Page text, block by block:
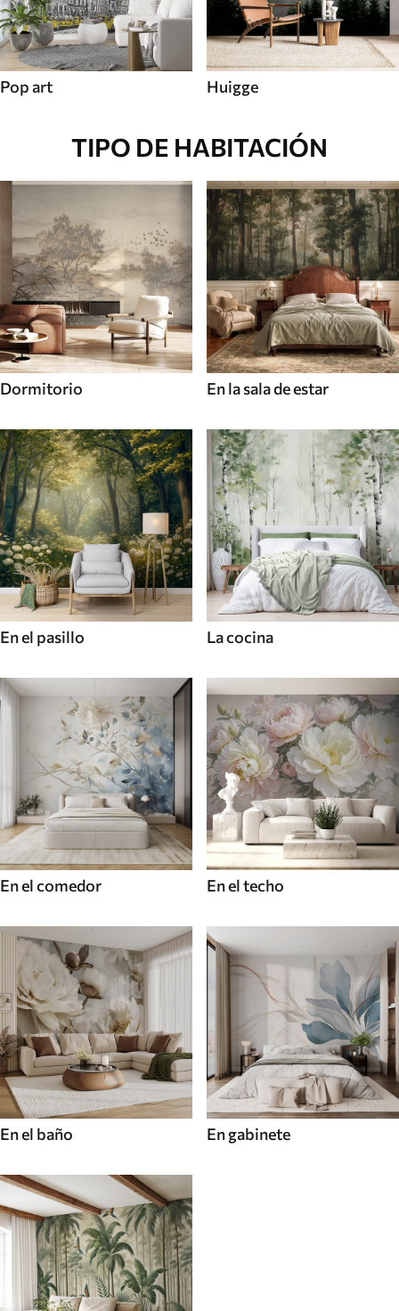
Pop art Huigge
TIPO DE HABITACIÓN
Dormitorio En la sala de estar
En el pasillo La cocina
En el comedor En el techo
En el baño En gabinete